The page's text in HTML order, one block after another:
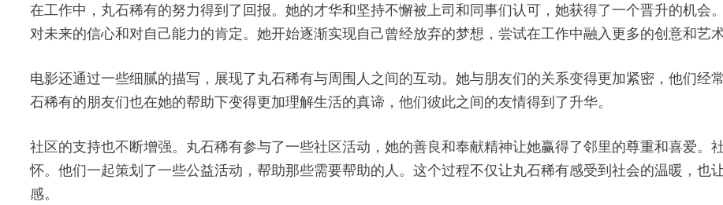
在工作中，丸石稀有的努力得到了回报。她的才华和坚持不懈被上司和同事们认可，她获得了一个晋升的机会
对未来的信心和对自己能力的肯定。她开始逐渐实现自己曾经放弃的梦想，尝试在工作中融入更多的创意和艺术
电影还通过一些细腻的描写，展现了丸石稀有与周围人之间的互动。她与朋友们的关系变得更加紧密，他们经
石稀有的朋友们也在她的帮助下变得更加理解生活的真谛，他们彼此之间的友情得到了升华。
社区的支持也不断增强。丸石稀有参与了一些社区活动，她的善良和奉献精神让她赢得了邻里的尊重和喜爱。
怀。他们一起策划了一些公益活动，帮助那些需要帮助的人。这个过程不仅让丸石稀有感受到社会的温暖，也
感。